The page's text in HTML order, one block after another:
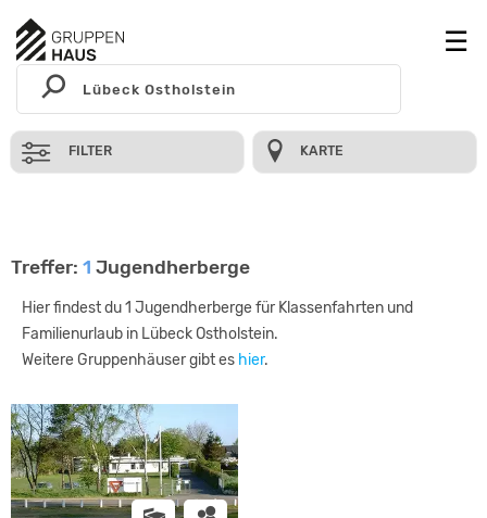
FILTER KARTE
Treffer: 1 Jugendherberge
Hier findest du 1 Jugendherberge für Klassenfahrten und
Familienurlaub in Lübeck Ostholstein.
Weitere Gruppenhäuser gibt es hier.